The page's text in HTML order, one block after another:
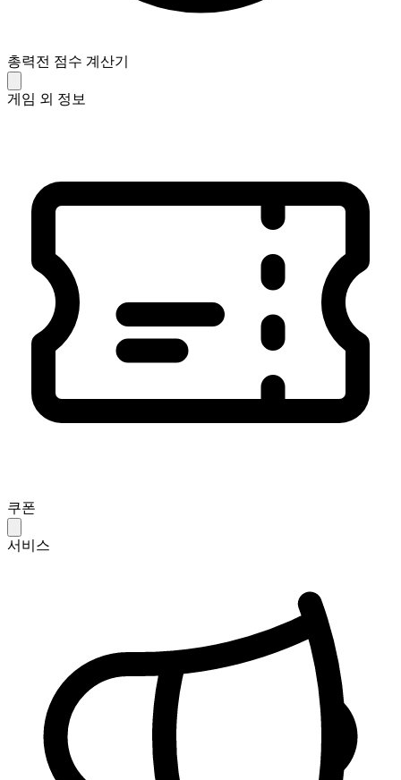
총력전 점수 계산기
게임 외 정보
쿠폰
서비스